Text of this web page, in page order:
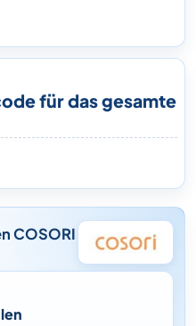
für das gesamte
COSORI